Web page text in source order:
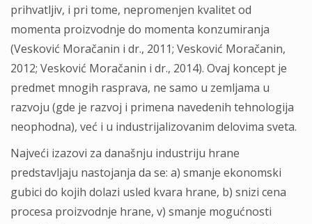
prihvatljiv, i pri tome, nepromenjen kvalitet od
momenta proizvodnje do momenta konzumiranja
(Vesković Moračanin i dr., 2011; Vesković Moračanin,
2012; Vesković Moračanin i dr., 2014). Ovaj koncept je
predmet mnogih rasprava, ne samo u zemljama u
razvoju (gde je razvoj i primena navedenih tehnologija
neophodna), već i u industrijalizovanim delovima sveta.
Najveći izazovi za današnju industriju hrane
predstavljaju nastojanja da se: a) smanje ekonomski
gubici do kojih dolazi usled kvara hrane, b) snizi cena
procesa proizvodnje hrane, v) smanje mogućnosti